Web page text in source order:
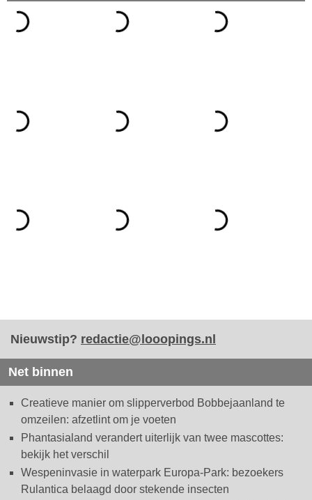
Nieuwstip? redactie@looopings.nl
Net binnen
Creatieve manier om slipperverbod Bobbejaanland te
omzeilen: afzetlint om je voeten
Phantasialand verandert uiterlijk van twee mascottes:
bekijk het verschil
Wespeninvasie in waterpark Europa-Park: bezoekers
Rulantica belaagd door stekende insecten